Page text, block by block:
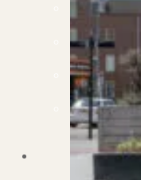
Verhuren
Verhuur uw
Verhuur &
Verbouwen
Wil jij jouw
Alle
Bekijk het